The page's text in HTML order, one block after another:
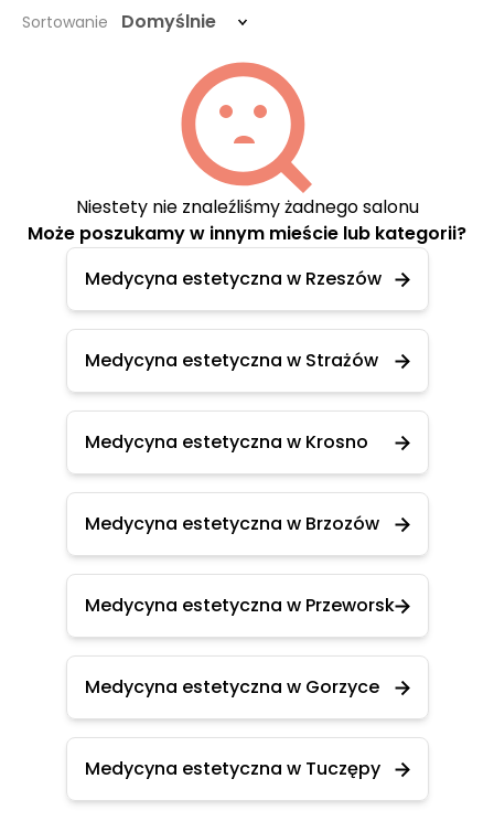
Sortowanie Domyślnie
Niestety nie znaleźliśmy żadnego salonu
Może poszukamy w innym mieście lub kategorii?
Medycyna estetyczna w Rzeszów
Medycyna estetyczna w Strażów
Medycyna estetyczna w Krosno
Medycyna estetyczna w Brzozów
Medycyna estetyczna w Przeworsk
Medycyna estetyczna w Gorzyce
Medycyna estetyczna w Tuczępy